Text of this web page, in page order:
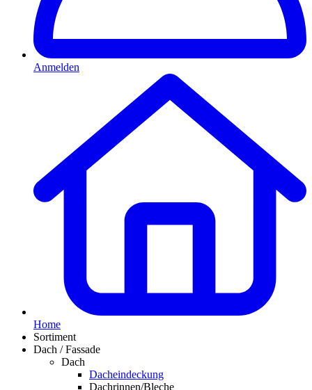
Anmelden
Home
Sortiment
Dach / Fassade
Dach
Dacheindeckung
Dachrinnen/Bleche